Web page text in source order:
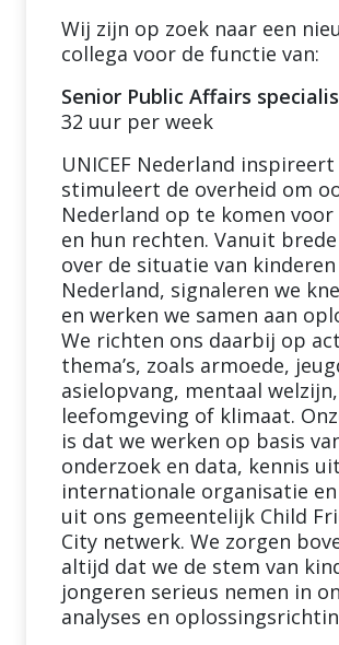
Wij zijn op zoek naar een
collega voor de functie van:
Senior Public Affairs
32 uur per week
UNICEF Nederland inspireert
stimuleert de overheid om
Nederland op te komen
en hun rechten. Vanuit
over de situatie van
Nederland, signaleren we
en werken we samen aan
We richten ons daarbij op
thema’s, zoals armoede,
asielopvang, mentaal
leefomgeving of klimaat.
is dat we werken op basis
onderzoek en data, kennis
internationale organisatie
uit ons gemeentelijk Child
City netwerk. We zorgen
altijd dat we de stem van
jongeren serieus nemen in
analyses en